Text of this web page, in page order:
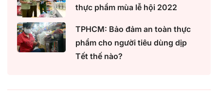
thực phẩm mùa lễ hội 2022
TPHCM: Bảo đảm an toàn thực
phẩm cho người tiêu dùng dịp
Tết thế nào?